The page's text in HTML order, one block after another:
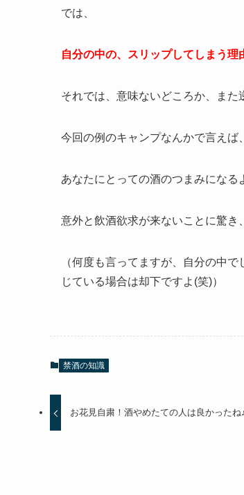
では、
自分の中の、スリップしてしまう理
それでは、意味ないどころか、また
今回の例のキャンプなんかで言えば
あなたにとっての酒のつまみになる
意外と飲酒欲求が来ないことに驚き
（何度も言ってますが、自分の中
じている場合は却下ですよ(笑)）
禁酒の知識
お花見自粛！酒やめたての人は良かったね